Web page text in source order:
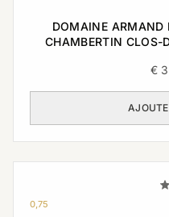
DOMAINE ARMAND
CHAMBERTIN CLOS-
€3
0,75